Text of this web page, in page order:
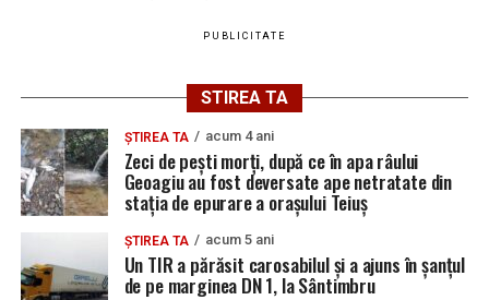
PUBLICITATE
STIREA TA
ȘTIREA TA acum 4 ani
Zeci de pești morți, după ce în apa râului
Geoagiu au fost deversate ape netratate din
stația de epurare a orașului Teiuș
ȘTIREA TA acum 5 ani
Un TIR a părăsit carosabilul și a ajuns în șanțul
de pe marginea DN 1, la Sântimbru